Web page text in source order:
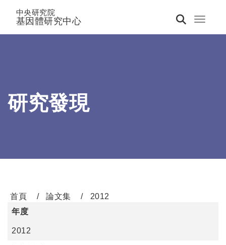
Toggle
中央研究院
基因體研究中心
研究發現
首頁 論文集
2012
年度
2012